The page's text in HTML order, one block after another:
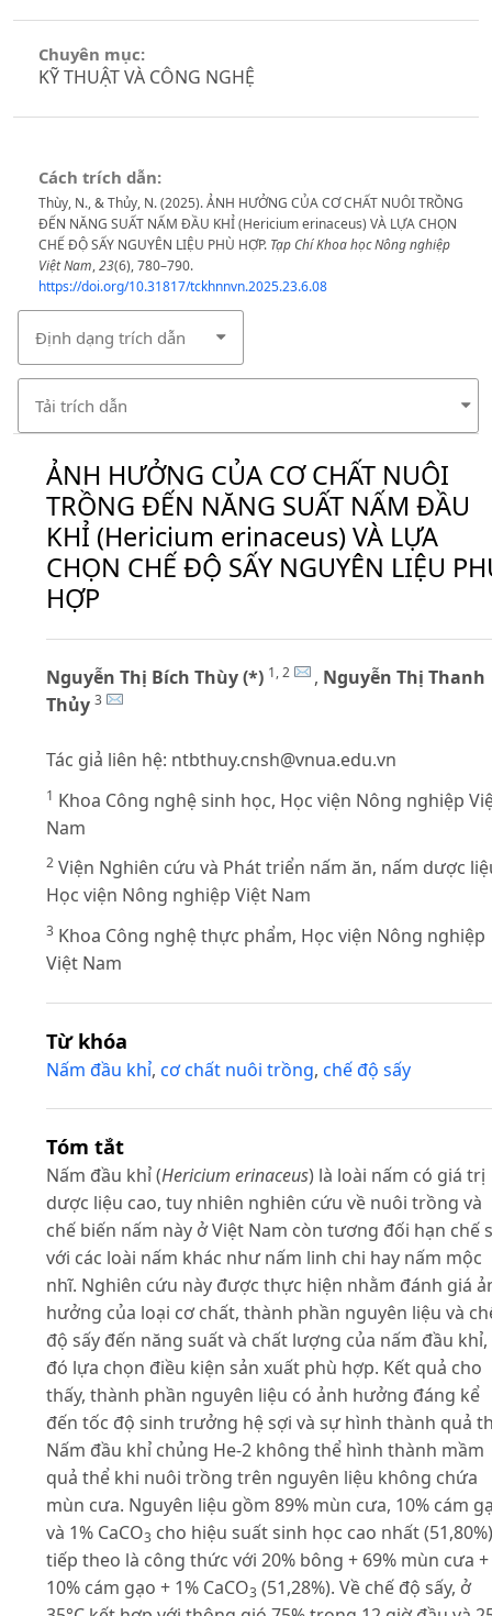
Chuyên mục:
KỸ THUẬT VÀ CÔNG NGHỆ
Cách trích dẫn:
Thùy, N., & Thủy, N. (2025). ẢNH HƯỞNG CỦA CƠ CHẤT NUÔI TRỒNG
ĐẾN NĂNG SUẤT NẤM ĐẦU KHỈ (Hericium erinaceus) VÀ LỰA CHỌN
CHẾ ĐỘ SẤY NGUYÊN LIỆU PHÙ HỢP. Tạp Chí Khoa học Nông nghiệp
Việt Nam,23(6), 780–790.
https://doi.org/10.31817/tckhnnvn.2025.23.6.08
Định dạng trích dẫn
Tải trích dẫn
ẢNH HƯỞNG CỦA CƠ CHẤT NUÔI
TRỒNG ĐẾN NĂNG SUẤT NẤM ĐẦU
KHỈ (Hericium erinaceus) VÀ LỰA
CHỌN CHẾ ĐỘ SẤY NGUYÊN LIỆU
HỢP
Nguyễn Thị Bích Thùy (*) 1, 2 , Nguyễn Thị Thanh
Thủy 3
Tác giả liên hệ: ntbthuy.cnsh@vnua.edu.vn
1 Khoa Công nghệ sinh học, Học viện Nông nghiệp
Nam
2 Viện Nghiên cứu và Phát triển nấm ăn, nấm dược
Học viện Nông nghiệp Việt Nam
3 Khoa Công nghệ thực phẩm, Học viện Nông nghiệp
Việt Nam
Từ khóa
Nấm đầu khỉ, cơ chất nuôi trồng, chế độ sấy
Tóm tắt
Nấm đầu khỉ (Hericium erinaceus) là loài nấm có giá trị
dược liệu cao, tuy nhiên nghiên cứu về nuôi trồng và
chế biến nấm này ở Việt Nam còn tương đối hạn chế
với các loài nấm khác như nấm linh chi hay nấm mộc
nhĩ. Nghiên cứu này được thực hiện nhằm đánh giá
hưởng của loại cơ chất, thành phần nguyên liệu và
độ sấy đến năng suất và chất lượng của nấm đầu
đó lựa chọn điều kiện sản xuất phù hợp. Kết quả cho
thấy, thành phần nguyên liệu có ảnh hưởng đáng kể
đến tốc độ sinh trưởng hệ sợi và sự hình thành quả
Nấm đầu khỉ chủng He-2 không thể hình thành mầm
quả thể khi nuôi trồng trên nguyên liệu không chứa
mùn cưa. Nguyên liệu gồm 89% mùn cưa, 10% cám
và 1% CaCO3 cho hiệu suất sinh học cao nhất
tiếp theo là công thức với 20% bông + 69% mùn cưa +
10% cám gạo + 1% CaCO3 (51,28%). Về chế độ sấy, ở